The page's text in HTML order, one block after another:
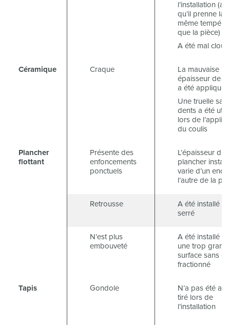
l’installation
qu’il prenne la
même
que la pièce)
A été mal cloué
Céramique Craque
La mauvaise
épaisseur de
a été appliquée
Une truelle
dents a été
lors de
du coulis
Plancher
flottant
Présente des
enfoncements
ponctuels
L’épaisseur du
plancher
varie d’un
l’autre de la
Retrousse
A été installé
serré
N’est plus
embouveté
A été installé
une trop
surface sans
fractionné
Tapis Gondole
N’a pas été
tiré lors de
l’installation